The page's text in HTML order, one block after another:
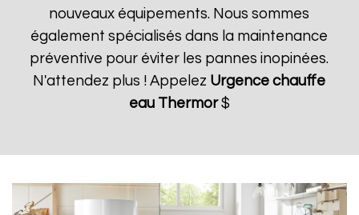
nouveaux équipements. Nous sommes
également spécialisés dans la maintenance
préventive pour éviter les pannes inopinées.
N'attendez plus ! Appelez Urgence chauffe
eau Thermor$